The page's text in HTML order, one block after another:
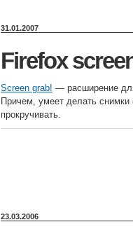
31.01.2007
Firefox
Screen grab! — расширение
Причем, умеет делать
прокручивать.
23.03.2006